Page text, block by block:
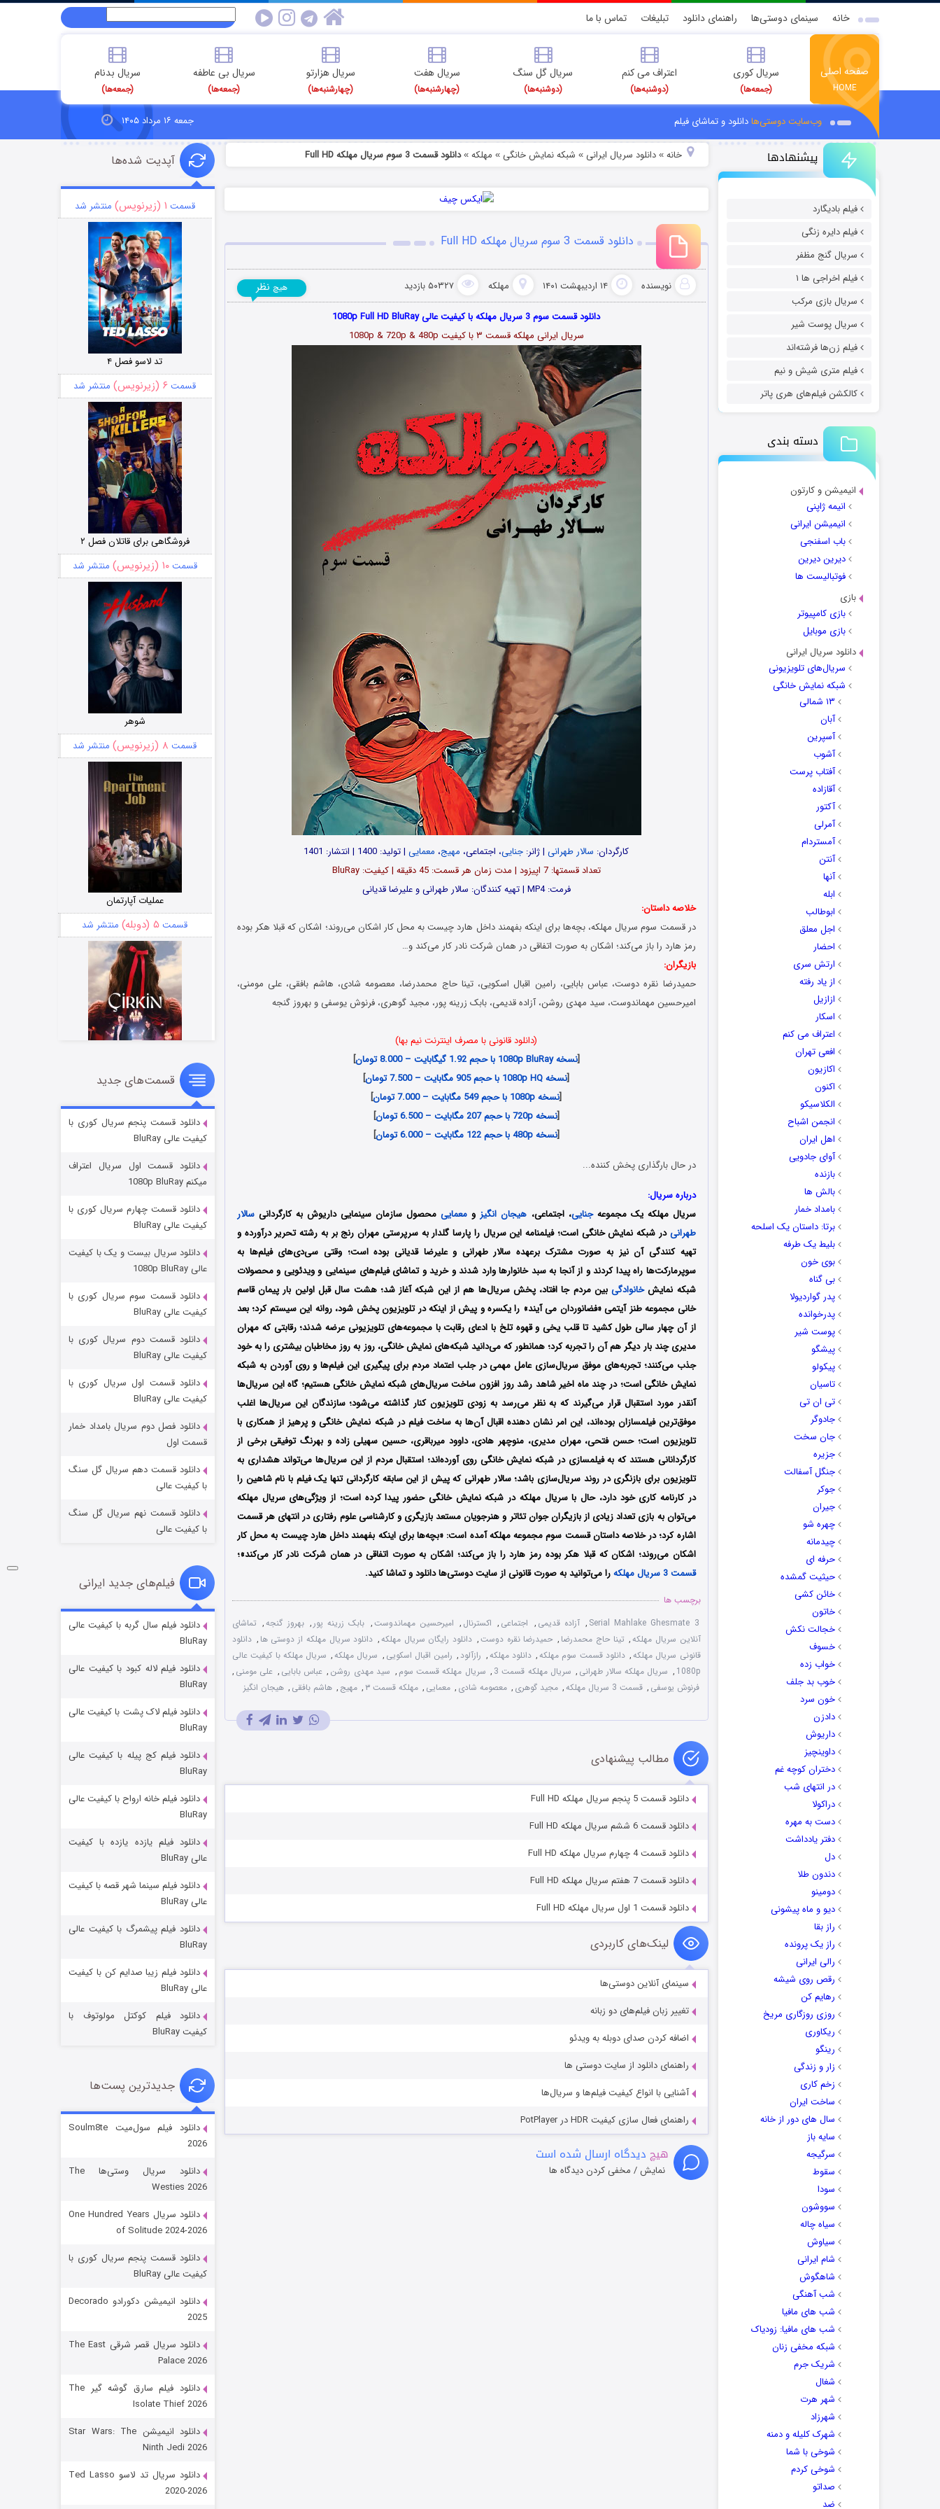
خانه سینمای دوستی‌ها راهنمای دانلود تبلیغات تماس با ما
صفحه اصلی
HOME
سریال کوری
(جمعه‌ها)
اعتراف می کنم
(دوشنبه‌ها)
سریال گل سنگ
(دوشنبه‌ها)
سریال هفت
(چهارشنبه‌ها)
سریال هزارتو
(چهارشنبه‌ها)
سریال بی عاطفه
(جمعه‌ها)
سریال بدنام
(جمعه‌ها)
وب‌سایت دوستی‌هادانلود و تماشای فیلم جمعه ۱۶ مرداد ۱۴۰۵
پیشنهادها
فیلم بادیگارد
فیلم دایره زنگی
سریال گنج مظفر
فیلم اخراجی ها ۱
سریال بازی مرکب
سریال پوست شیر
فیلم زن‌ها فرشته‌اند
فیلم متری شیش و نیم
کالکشن فیلم‌های هری پاتر
دسته بندی
انیمیشن و کارتون
انیمه ژاپنی
انیمیشن ایرانی
باب اسفنجی
دیرین دیرین
فوتبالیست ها
بازی
بازی کامپیوتر
بازی موبایل
دانلود سریال ایرانی
سریال‌های تلویزیونی
شبکه نمایش خانگی
۱۳ شمالی
آبان
آسپرین
آشوب
آفتاب پرست
آقازاده
آکتور
آمرلی
آمستردام
آنتن
آنها
ابله
ابوطالب
اجل معلق
احضار
ارتش سری
از یاد رفته
ازازیل
اسکار
اعتراف می کنم
افعی تهران
اکازیون
اکنون
الکلاسیکو
انجمن اشباح
اهل ایران
آوای جادویی
بازنده
بالش ها
بامداد خمار
برتا: داستان یک اسلحه
بلیط یک‌‌ طرفه
بوی خون
بی گناه
پدر گواردیولا
پدرخوانده
پوست شیر
پیشگو
پیکولو
تاسیان
تی ان تی
جادوگر
جان سخت
جزیره
جنگل آسفالت
جوکر
جیران
چهره شو
چیدمانه
حرفه ای
حیثیت گمشده
خائن کشی
خاتون
خجالت نکش
خسوف
خواب زده
خوب بد جلف
خون سرد
دادزن
داریوش
داوینچیز
دختران کوچه غم
در انتهای شب
دراکولا
دست به مهره
دفتر یادداشت
دل
دندون طلا
دومینو
دیو و ماه پیشونی
راز بقا
راز یک پرونده
رالی ایرانی
رقص روی شیشه
رهایم کن
روزی روزگاری مریخ
ریکاوری
رینگو
زار و زندگی
زخم کاری
ساخت ایران
سال های دور از خانه
سایه باز
سرگیجه
سقوط
سودا
سووشون
سیاه چاله
سیاوش
شام ایرانی
شاهگوش
شب آهنگی
شب های مافیا
شب های مافیا: زودیاک
شبکه مخفی زنان
شریک جرم
شغال
شهر هرت
شهرزاد
شهرک کلیله و دمنه
شوخی با شما
شوخی کردم
صداتو
ضد
خانه» دانلود سریال ایرانی » شبکه نمایش خانگی » مهلکه»دانلود قسمت 3 سوم سریال مهلکه Full HD
دانلود قسمت 3 سوم سریال مهلکه Full HD
نویسنده ۱۴ اردیبهشت ۱۴۰۱ مهلکه ۵۰۳۲۷ بازدید هیچ نظر
دانلود قسمت سوم 3 سریال مهلکه با کیفیت عالی 1080p Full HD BluRay
سریال ایرانی مهلکه قسمت ۳با کیفیت 1080p & 720p & 480p
کارگردان: سالار طهرانی| ژانر: جنایی، اجتماعی، مهیج، معمایی| تولید: 1400 | انتشار: 1401
تعداد قسمت‎ها: 7 اپیزود | مدت زمان هر قسمت: 45 دقیقه | کیفیت: BluRay
فرمت: MP4 | تهیه کنندگان: سالار طهرانی و علیرضا قدیانی
خلاصه داستان:
در قسمت سوم سریال مهلکه، بچه‌ها برای اینکه بفهمند داخل هارد چیست به محل کار اشکان می‌روند؛ اشکان که قبلا هکر بوده
رمز هارد را باز می‌کند؛ اشکان به صورت اتفاقی در همان شرکت نادر کار می‌کند و…
بازیگران:
حمیدرضا نقره دوست، عباس بابایی، رامین اقبال اسکویی، تینا حاج محمدرضا، معصومه شادی، هاشم بافقی، علی مومنی،
امیرحسین مهماندوست، سید مهدی روشن، آزاده قدیمی، بابک زرینه پور، مجید گوهری، فرنوش یوسفی و بهروز گنجه
(دانلود قانونی با مصرف اینترنت نیم بها)
[نسخه 1080p BluRay با حجم 1.92 گیگابایت – 8.000 تومان
]
[نسخه 1080p HQ با حجم 905 مگابایت – 7.500 تومان
]
[نسخه 1080p با حجم 549 مگابایت – 7.000 تومان
]
[نسخه 720p با حجم 207 مگابایت – 6.500 تومان
]
[نسخه 480p با حجم 122 مگابایت – 6.000 تومان ]
در حال بارگذاری پخش کننده...
درباره سریال:
سریال مهلکه یک مجموعهجنایی، اجتماعی، هیجان انگیز و معماییمحصول سازمان سینمایی داریوش به کارگردانیسالار
طهرانیدر شبکه نمایش خانگی است؛ فیلمنامه این سریال را پارسا گلدار به سرپرستی مهران رنج بر به رشته تحریر درآورده و
تهیه کنندگی آن نیز به صورت مشترک برعهده سالار طهرانی و علیرضا قدیانی بوده است؛ وقتی سی‌دی‌های فیلم‌ها به
سوپرمارکت‌ها راه پیدا کردند و از آنجا به سبد خانوارها وارد شدند و خرید و تماشای فیلم‌های سینمایی و ویدئویی و محصولات
شبکه نمایشخانوادگیبین مردم جا افتاد، پخش سریال‌ها هم از این شبکه آغاز شد؛ هشت سال قبل اولین بار پیمان قاسم‌
خانی مجموعه طنز آیتمی «فضانوردان می آیند» را یکسره و پیش از اینکه در تلویزیون پخش شود، روانه این سیستم کرد؛ بعد
از آن چهار سالی طول کشید تا قلب یخی و قهوه تلخ با ادعای رقابت با مجموعه‌های تلویزیونی عرضه شدند؛ رقابتی که مهران
مدیری چند بار دیگر هم آن را تجربه کرد؛ همانطور که می‌دانید شبکه‌های نمایش خانگی، روز به روز مخاطبان بیشتری را به خود
جذب می‌کنند؛ تجربه‌های موفق سریال‌سازی عامل مهمی در جلب اعتماد مردم برای پیگیری این فیلم‌ها و روی آوردن به شبکه
نمایش خانگی است؛ در چند ماه اخیر شاهد رشد روز افزون ساخت سریال‌های شبکه نمایش خانگی هستیم؛ گاه این سریال‌ها
آنقدر مورد استقبال قرار می‌گیرند که به نظر می‌رسد به زودی تلویزیون کنار گذاشته می‌شود؛ سازندگان این سریال‌ها اغلب
موفق‌ترین فیلمسازان بوده‌اند، این امر نشان دهنده اقبال آن‌ها به ساخت فیلم در شبکه نمایش خانگی و پرهیز از همکاری با
تلویزیون است؛ حسن فتحی، مهران مدیری، منوچهر هادی، داوود میرباقری، حسین سهیلی زاده و بهرنگ توفیقی برخی از
کارگردانانی هستند که به فیلمسازی در شبکه نمایش خانگی روی آورده‌اند؛ استقبال مردم از این سریال‌ها می‌تواند هشداری به
تلویزیون برای بازنگری در روند سریال‌سازی باشد؛ سالار طهرانی که پیش از این سابقه کارگردانی تنها یک فیلم با نام شاهین را
در کارنامه کاری خود دارد، حال با سریال مهلکه در شبکه نمایش خانگی حضور پیدا کرده است؛ از ویژگی‌های سریال مهلکه
می‌توان به بازی تعداد زیادی از بازیگران جوان تئاتر و هنرجویان مستعد بازیگری و کارشناسی علوم رفتاری در انتهای هر قسمت
اشاره کرد؛ در خلاصه داستان قسمت سوم مجموعه مهلکه آمده است: «بچه‌ها برای اینکه بفهمند داخل هارد چیست به محل کار
اشکان می‌روند؛ اشکان که قبلا هکر بوده رمز هارد را باز می‌کند؛ اشکان به صورت اتفاقی در همان شرکت نادر کار می‌کند»؛
قسمت 3 سریال مهلکه
را می‌توانید به صورت قانونی از سایت دوستی‌ها دانلود و تماشا کنید.
برچسب ها
Serial Mahlake Ghesmate 3
, آزاده قدیمی , اجتماعی , اکسترنال , امیرحسین مهماندوست, بابک زرینه پور , بهروز گنجه, تماشای
آنلاین سریال مهلکه, تینا حاج محمدرضا , حمیدرضا نقره دوست, دانلود رایگان سریال مهلکه, دانلود سریال مهلکه از دوستی ها , دانلود
قانونی سریال مهلکه, دانلود قسمت سوم مهلکه, دانلود مهلکه, رازآلود , رامین اقبال اسکویی , سریال مهلکه, سریال مهلکه با کیفیت عالی
1080p
, سریال مهلکه سالار طهرانی , سریال مهلکه قسمت 3 , سریال مهلکه قسمت سوم , سید مهدی روشن , عباس بابایی , علی مومنی ,
فرنوش یوسفی , قسمت 3 سریال مهلکه , مجید گوهری , معصومه شادی , معمایی , مهلکه قسمت ۳ , مهیج , هاشم بافقی , هیجان انگیز
مطالب پیشنهادی
دانلود قسمت 5 پنجم سریال مهلکه Full HD
دانلود قسمت 6 ششم سریال مهلکه Full HD
دانلود قسمت 4 چهارم سریال مهلکه Full HD
دانلود قسمت 7 هفتم سریال مهلکه Full HD
دانلود قسمت 1 اول سریال مهلکه Full HD
لینک‌های کاربردی
سینمای آنلاین دوستی‌ها
تغییر زبان فیلم‌های دو زبانه
اضافه کردن صدای دوبله به ویدئو
راهنمای دانلود از سایت دوستی ها
آشنایی با انواع کیفیت فیلم‌ها و سریال‌ها
راهنمای فعال سازی کیفیت HDR در PotPlayer
هیچ دیدگاه ارسال شده است
نمایش / مخفی کردن دیدگاه ها
آپدیت شده‌ها
قسمت ۱ (زیرنویس) منتشر شد
تد لاسو فصل ۴
قسمت ۶ (زیرنویس) منتشر شد
فروشگاهی برای قاتلان فصل ۲
قسمت۱۰ (زیرنویس) منتشر شد
شوهر
قسمت ۸ (زیرنویس) منتشر شد
عملیات آپارتمان
قسمت ۵ (دوبله) منتشر شد
سریال زشت
قسمت۲ (زیرنویس) منتشر شد
مردگان متحرک: شهر مرده ۳
شکست استوارت در نجات جهان
قسمت ۷ (زیرنویس) منتشر شد
شوگر فصل ۲
قسمت
خاندان اژدها فصل ۳
جادوگری در مغولستان
قسمت۶ (زیرنویس)
رویایی برای تو
قسمت۱۵ (دوبله)
قسمت‌های جدید
دانلود قسمت پنجم سریال کوری با
کیفیت عالی BluRay
دانلود قسمت اول سریال اعتراف
میکنم 1080p BluRay
دانلود قسمت چهارم سریال کوری با
کیفیت عالی BluRay
دانلود سریال بیست و یک با کیفیت
عالی 1080p BluRay
دانلود قسمت سوم سریال کوری با
کیفیت عالی BluRay
دانلود قسمت دوم سریال کوری با
کیفیت عالی BluRay
دانلود قسمت اول سریال کوری با
کیفیت عالی BluRay
دانلود فصل دوم سریال بامداد خمار
قسمت اول
دانلود قسمت دهم سریال گل سنگ
با کیفیت عالی
دانلود قسمت نهم سریال گل سنگ
با کیفیت عالی
فیلم‌های جدید ایرانی
دانلود فیلم سال گربه با کیفیت عالی
BluRay
دانلود فیلم لاله کبود با کیفیت عالی
BluRay
دانلود فیلم لاک پشت با کیفیت عالی
BluRay
دانلود فیلم کج‌ پیله با کیفیت عالی
BluRay
دانلود فیلم خانه ارواح با کیفیت عالی
BluRay
دانلود فیلم یازده یازده با کیفیت
عالی BluRay
دانلود فیلم سینما شهر قصه با کیفیت
عالی BluRay
دانلود فیلم پیشمرگ با کیفیت عالی
BluRay
دانلود فیلم زیبا صدایم کن با کیفیت
عالی BluRay
دانلود فیلم کوکتل مولوتوف با
کیفیت BluRay
جدیدترین پست‌ها
دانلود فیلم سول‌میت Soulm8te
2026
دانلود سریال وستی‌ها The
Westies 2026
دانلود سریال One Hundred Years
of Solitude 2024-2026
دانلود قسمت پنجم سریال کوری با
کیفیت عالی BluRay
دانلود انیمیشن دکورادو Decorado
2025
دانلود سریال قصر شرقی The East
Palace 2026
دانلود فیلم سارق گوشه گیر The
Isolate Thief 2026
دانلود انیمیشن Star Wars: The
Ninth Jedi 2026
دانلود سریال تد لاسو Ted Lasso
2020-2026